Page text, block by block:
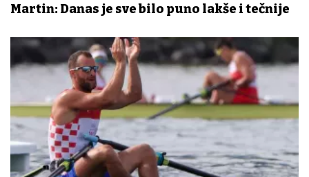
Martin: Danas je sve bilo puno lakše i tečnije